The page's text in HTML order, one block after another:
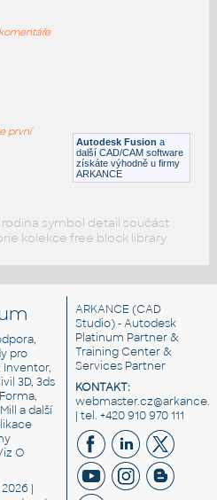
Autodesk Fusion a
další CAD/CAM software
získáte výhodně u firmy
ARKANCE
první
symbol detail součást
kolekce free block library
pro
Inventor,
3D, 3ds
a další
O
|
ARKANCE (CAD
Studio) - Autodesk
Platinum Partner &
Training Center &
Services Partner
KONTAKT:
| tel. +420 910 970 111